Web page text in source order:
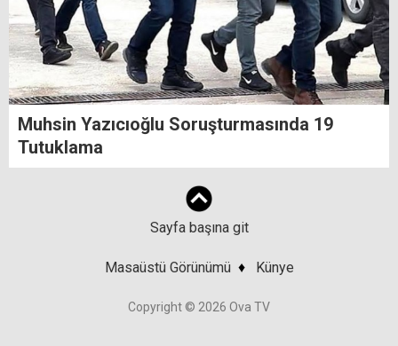
Muhsin Yazıcıoğlu Soruşturmasında 19
Tutuklama
Sayfa başına git
Masaüstü Görünümü ♦ Künye
Copyright © 2026 Ova TV